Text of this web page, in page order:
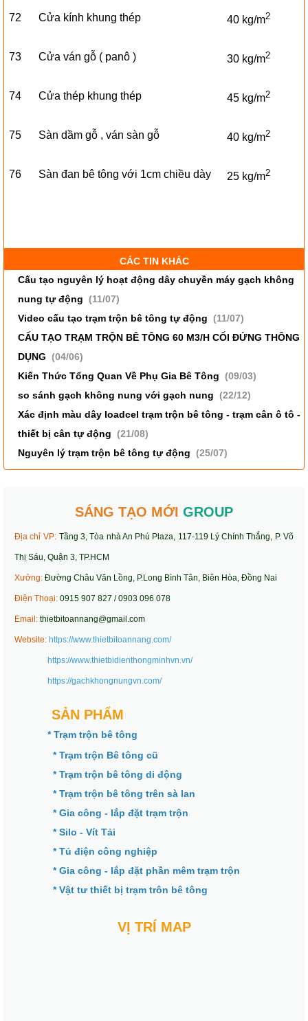
72 Cửa kính khung thép 40 kg/m2
73 Cửa ván gỗ ( panô ) 30 kg/m2
74 Cửa thép khung thép 45 kg/m2
75 Sàn dầm gỗ , ván sàn gỗ 40 kg/m2
76 Sàn đan bê tông với 1cm chiều dày 25 kg/m2
CÁC TIN KHÁC
Cấu tạo nguyên lý hoạt động dây chuyền máy gạch không
nung tự động (11/07)
Video cấu tạo trạm trộn bê tông tự động (11/07)
CẤU TẠO TRẠM TRỘN BÊ TÔNG 60 M3/H CỐI ĐỨNG THÔNG
DỤNG (04/06)
Kiến Thức Tổng Quan Về Phụ Gia Bê Tông (09/03)
so sánh gạch không nung với gạch nung (22/12)
Xác định màu dây loadcel trạm trộn bê tông - trạm cân ô tô -
thiết bị cân tự động (21/08)
Nguyên lý trạm trộn bê tông tự động (25/07)
SÁNG TẠO MỚI GROUP
Địa chỉ VP: Tầng 3, Tòa nhà An Phú Plaza, 117-119 Lý Chính Thắng, P. Võ
Thị Sáu, Quận 3, TP.HCM
Xưởng: Đường Châu Văn Lồng, P.Long Bình Tân, Biên Hòa, Đồng Nai
Điện Thoại: 0915 907 827 / 0903 096 078
Email: thietbitoannang@gmail.com
Website: https://www.thietbitoannang.com/
https://www.thietbidienthongminhvn.vn/
https://gachkhongnungvn.com/
SẢN PHẨM
* Trạm trộn bê tông
* Trạm trộn Bê tông cũ
* Trạm trộn bê tông di động
* Trạm trộn bê tông trên sà lan
* Gia công - lắp đặt trạm trộn
* Silo - Vít Tải
* Tủ điện công nghiệp
* Gia công - lắp đặt phần mêm trạm trộn
* Vật tư thiết bị trạm trôn bê tông
VỊ TRÍ MAP